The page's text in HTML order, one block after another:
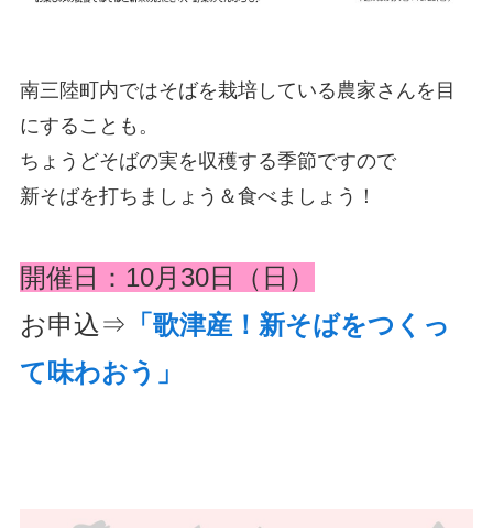
南三陸町内ではそばを栽培している農家さんを目
にすることも。
ちょうどそばの実を収穫する季節ですので
新そばを打ちましょう＆食べましょう！
開催日：10月30日（日）
お申込⇒ 「歌津産！新そばをつくっ
て味わおう」